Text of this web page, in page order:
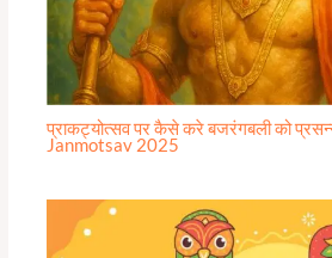
प्राकट्योत्सव पर कैसे करे बजरंगबली को
Janmotsav 2025